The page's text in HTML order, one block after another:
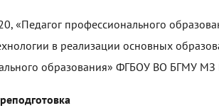
«Педагог профессионального
в реализации основных
образования» ФГБОУ ВО БГМУ МЗ